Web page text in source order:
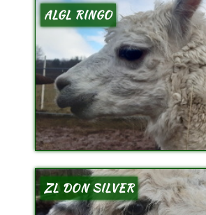
ALGL RINGO
ZL DON SILVER